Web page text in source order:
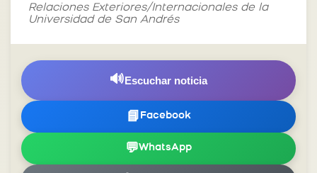
Relaciones Exteriores/Internacionales de la
Universidad de San Andrés
🔊Escuchar noticia
📘 Facebook
💬WhatsApp